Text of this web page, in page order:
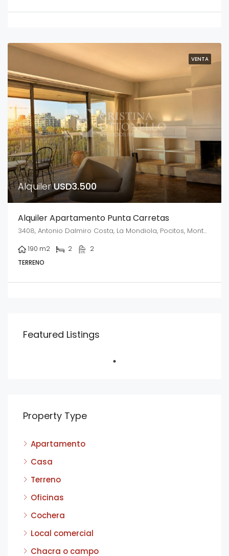
VENTA
AlquilerUSD3.500
Alquiler Apartamento Punta Carretas
3408, Antonio Dalmiro Costa, La Mondiola, Pocitos, Montevideo, 11300, Uruguay
190 m2 2
2
TERRENO
Featured Listings
Property Type
Apartamento
Casa
Terreno
Oficinas
Cochera
Local comercial
Chacra o campo